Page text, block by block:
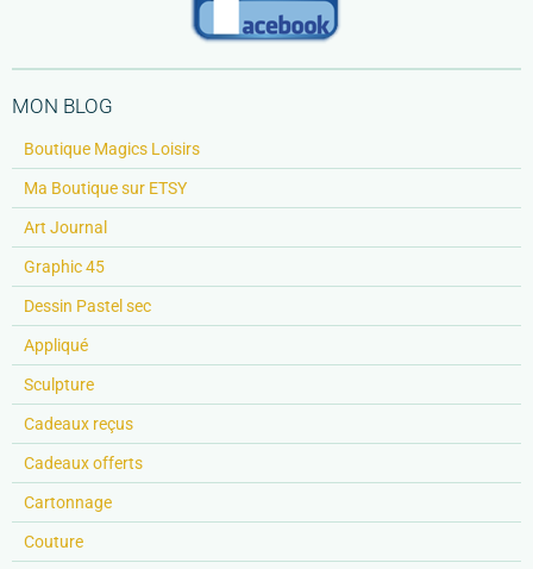
MON BLOG
Boutique Magics Loisirs
Ma Boutique sur ETSY
Art Journal
Graphic 45
Dessin Pastel sec
Appliqué
Sculpture
Cadeaux reçus
Cadeaux offerts
Cartonnage
Couture